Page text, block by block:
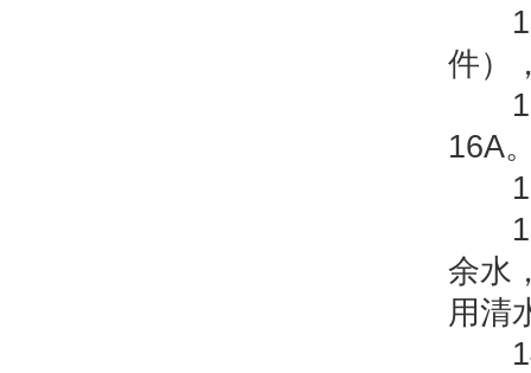
10
件）
11
16A
12
13
余水
用清
14